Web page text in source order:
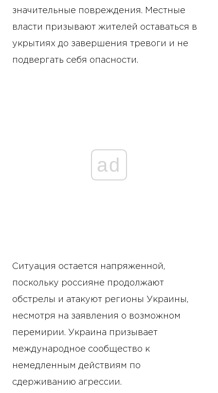
значительные повреждения. Местные
власти призывают жителей оставаться в
укрытиях до завершения тревоги и не
подвергать себя опасности.
ad
Ситуация остается напряженной,
поскольку россияне продолжают
обстрелы и атакуют регионы Украины,
несмотря на заявления о возможном
перемирии. Украина призывает
международное сообщество к
немедленным действиям по
сдерживанию агрессии.